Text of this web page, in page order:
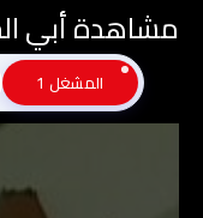
مشاهدة أبي
المشغل 1